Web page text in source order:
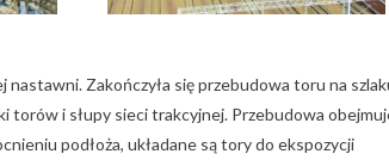
Zakończyła się przebudowa toru na
torów i słupy sieci trakcyjnej. Przebudowa
podłoża, układane są tory do ekspozycji